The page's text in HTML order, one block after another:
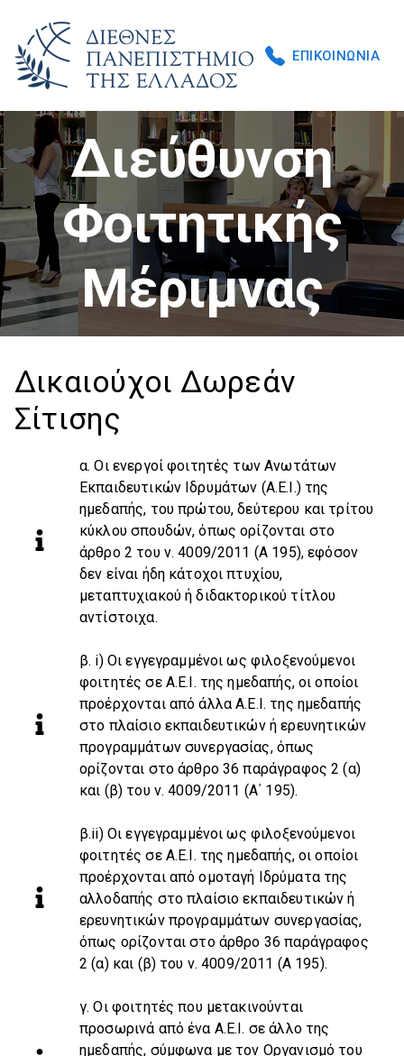
ΕΠΙΚΟΙΝΩΝΙΑ
Διεύθυνση
Φοιτητικής
Μέριμνας
Δικαιούχοι Δωρεάν
Σίτισης
α. Οι ενεργοί φοιτητές των Ανωτάτων
Εκπαιδευτικών Ιδρυμάτων (Α.Ε.Ι.) της
ημεδαπής, του πρώτου, δεύτερου και τρίτου
κύκλου σπουδών, όπως ορίζονται στο
άρθρο 2 του ν. 4009/2011 (Α 195), εφόσον
δεν είναι ήδη κάτοχοι πτυχίου,
μεταπτυχιακού ή διδακτορικού τίτλου
αντίστοιχα.
β. i) Οι εγγεγραμμένοι ως φιλοξενούμενοι
φοιτητές σε Α.Ε.Ι. της ημεδαπής, οι οποίοι
προέρχονται από άλλα Α.Ε.Ι. της ημεδαπής
στο πλαίσιο εκπαιδευτικών ή ερευνητικών
προγραμμάτων συνεργασίας, όπως
ορίζονται στο άρθρο 36 παράγραφος 2 (α)
και (β) του ν. 4009/2011 (Α΄ 195).
β.ii) Οι εγγεγραμμένοι ως φιλοξενούμενοι
φοιτητές σε Α.Ε.Ι. της ημεδαπής, οι οποίοι
προέρχονται από ομοταγή Ιδρύματα της
αλλοδαπής στο πλαίσιο εκπαιδευτικών ή
ερευνητικών προγραμμάτων συνεργασίας,
όπως ορίζονται στο άρθρο 36 παράγραφος
2 (α) και (β) του ν. 4009/2011 (Α 195).
γ. Οι φοιτητές που μετακινούνται
προσωρινά από ένα Α.Ε.Ι. σε άλλο της
ημεδαπής, σύμφωνα με τον Οργανισμό του